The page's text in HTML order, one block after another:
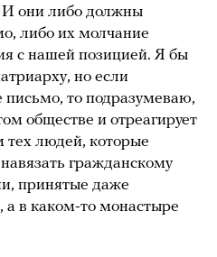
И они либо должны
либо их молчание
с нашей позицией. Я бы
но если
то подразумеваю,
обществе и отреагирует
тех людей, которые
гражданскому
принятые даже
а в каком-то монастыре